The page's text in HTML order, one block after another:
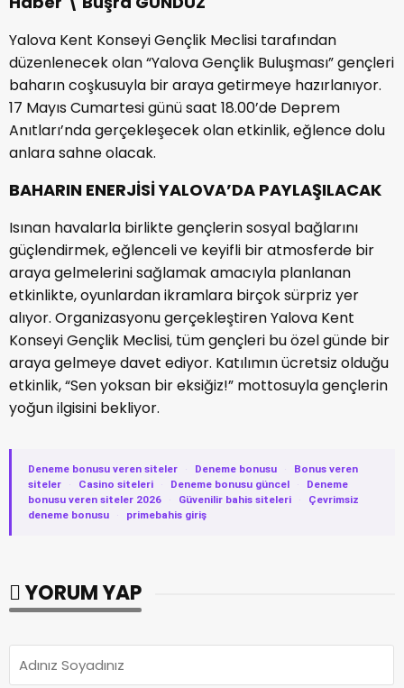
Yalova Kent Konseyi Gençlik Meclisi tarafından
düzenlenecek olan “Yalova Gençlik Buluşması” gençleri
baharın coşkusuyla bir araya getirmeye hazırlanıyor.
17 Mayıs Cumartesi günü saat 18.00’de Deprem
Anıtları’nda gerçekleşecek olan etkinlik, eğlence dolu
anlara sahne olacak.
BAHARIN ENERJİSİ YALOVA’DA PAYLAŞILACAK
Isınan havalarla birlikte gençlerin sosyal bağlarını
güçlendirmek, eğlenceli ve keyifli bir atmosferde bir
araya gelmelerini sağlamak amacıyla planlanan
etkinlikte, oyunlardan ikramlara birçok sürpriz yer
alıyor. Organizasyonu gerçekleştiren Yalova Kent
Konseyi Gençlik Meclisi, tüm gençleri bu özel günde bir
araya gelmeye davet ediyor. Katılımın ücretsiz olduğu
etkinlik, “Sen yoksan bir eksiğiz!” mottosuyla gençlerin
yoğun ilgisini bekliyor.
Deneme bonusu veren siteler · Deneme bonusu ·
Bonus veren
siteler
· Casino siteleri · Deneme bonusu güncel ·
Deneme
bonusu veren siteler 2026
· Güvenilir bahis siteleri ·
Çevrimsiz
deneme bonusu
· primebahis giriş
YORUM YAP